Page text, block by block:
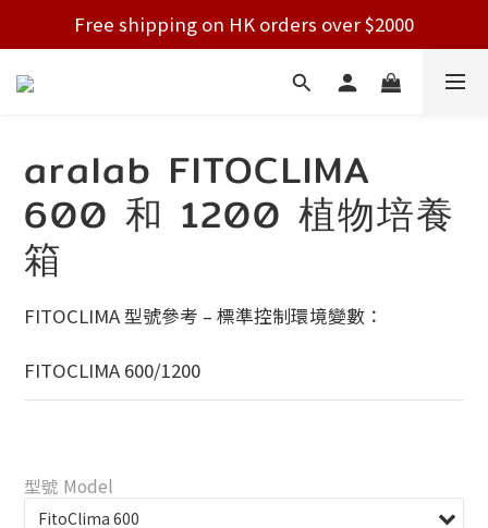
Free shipping on HK orders over $2000
Free shipping on HK orders over $2000
aralab FITOCLIMA
600 和 1200 植物培養
箱
FITOCLIMA 型號參考 – 標準控制環境變數：
FITOCLIMA 600/1200
型號 Model